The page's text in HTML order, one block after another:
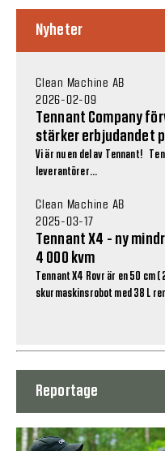
Nyheter
Clean Machine AB
2026-02-09
Tennant Company
stärker erbjudandet
Vi är nu en del av Tennant!
leverantörer...
Clean Machine AB
2025-03-17
Tennant X4 - ny
4 000 kvm
Tennant X4 Rovr är en 50 cm
skurmaskinsrobot med 38 L
Reportage